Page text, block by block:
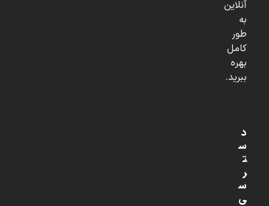
آنلاین
به
طور
کامل
بهره
ببرید.
د
س
ت
ر
س
ی